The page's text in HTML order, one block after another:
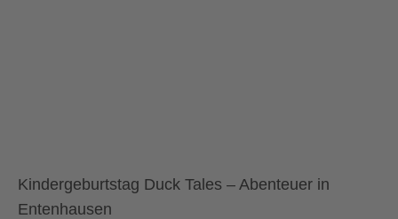
Kindergeburtstag Duck Tales – Abenteuer in
Entenhausen